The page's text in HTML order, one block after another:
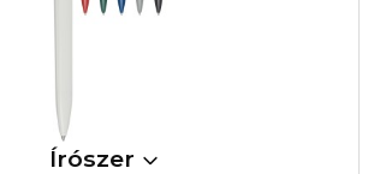
Írószer